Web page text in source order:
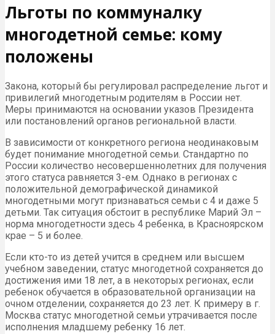
Льготы по коммуналку
многодетной семье: кому
положены
Закона, который бы регулировал распределение льгот и
привилегий многодетным родителям в России нет.
Меры принимаются на основании указов Президента
или постановлений органов региональной власти.
В зависимости от конкретного региона неодинаковым
будет понимание многодетной семьи. Стандартно по
России количество несовершеннолетних для получения
этого статуса равняется 3-ем. Однако в регионах с
положительной демографической динамикой
многодетными могут признаваться семьи с 4 и даже 5
детьми. Так ситуация обстоит в республике Марий Эл –
норма многодетности здесь 4 ребенка, в Красноярском
крае – 5 и более.
Если кто-то из детей учится в среднем или высшем
учебном заведении, статус многодетной сохраняется до
достижения ими 18 лет, а в некоторых регионах, если
ребенок обучается в образовательной организации на
очном отделении, сохраняется до 23 лет. К примеру в г.
Москва статус многодетной семьи утрачивается после
исполнения младшему ребенку 16 лет.